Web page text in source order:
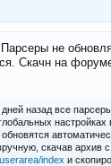
не
Скачн на
назад все
скачав архив
index и